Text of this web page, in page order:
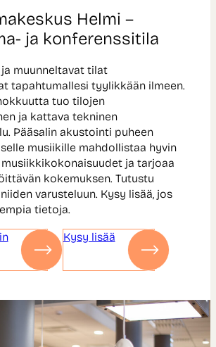
Helmi –
ja konferenssitila
muunneltavat tilat
tapahtumallesi tyylikkään ilmeen.
tuo tilojen
ja kattava tekninen
Pääsalin akustointi puheen
musiikille mahdollistaa hyvin
ja tarjoaa
kokemuksen. Tutustu
varusteluun. Kysy lisää, jos
tietoja.
Kysy lisää